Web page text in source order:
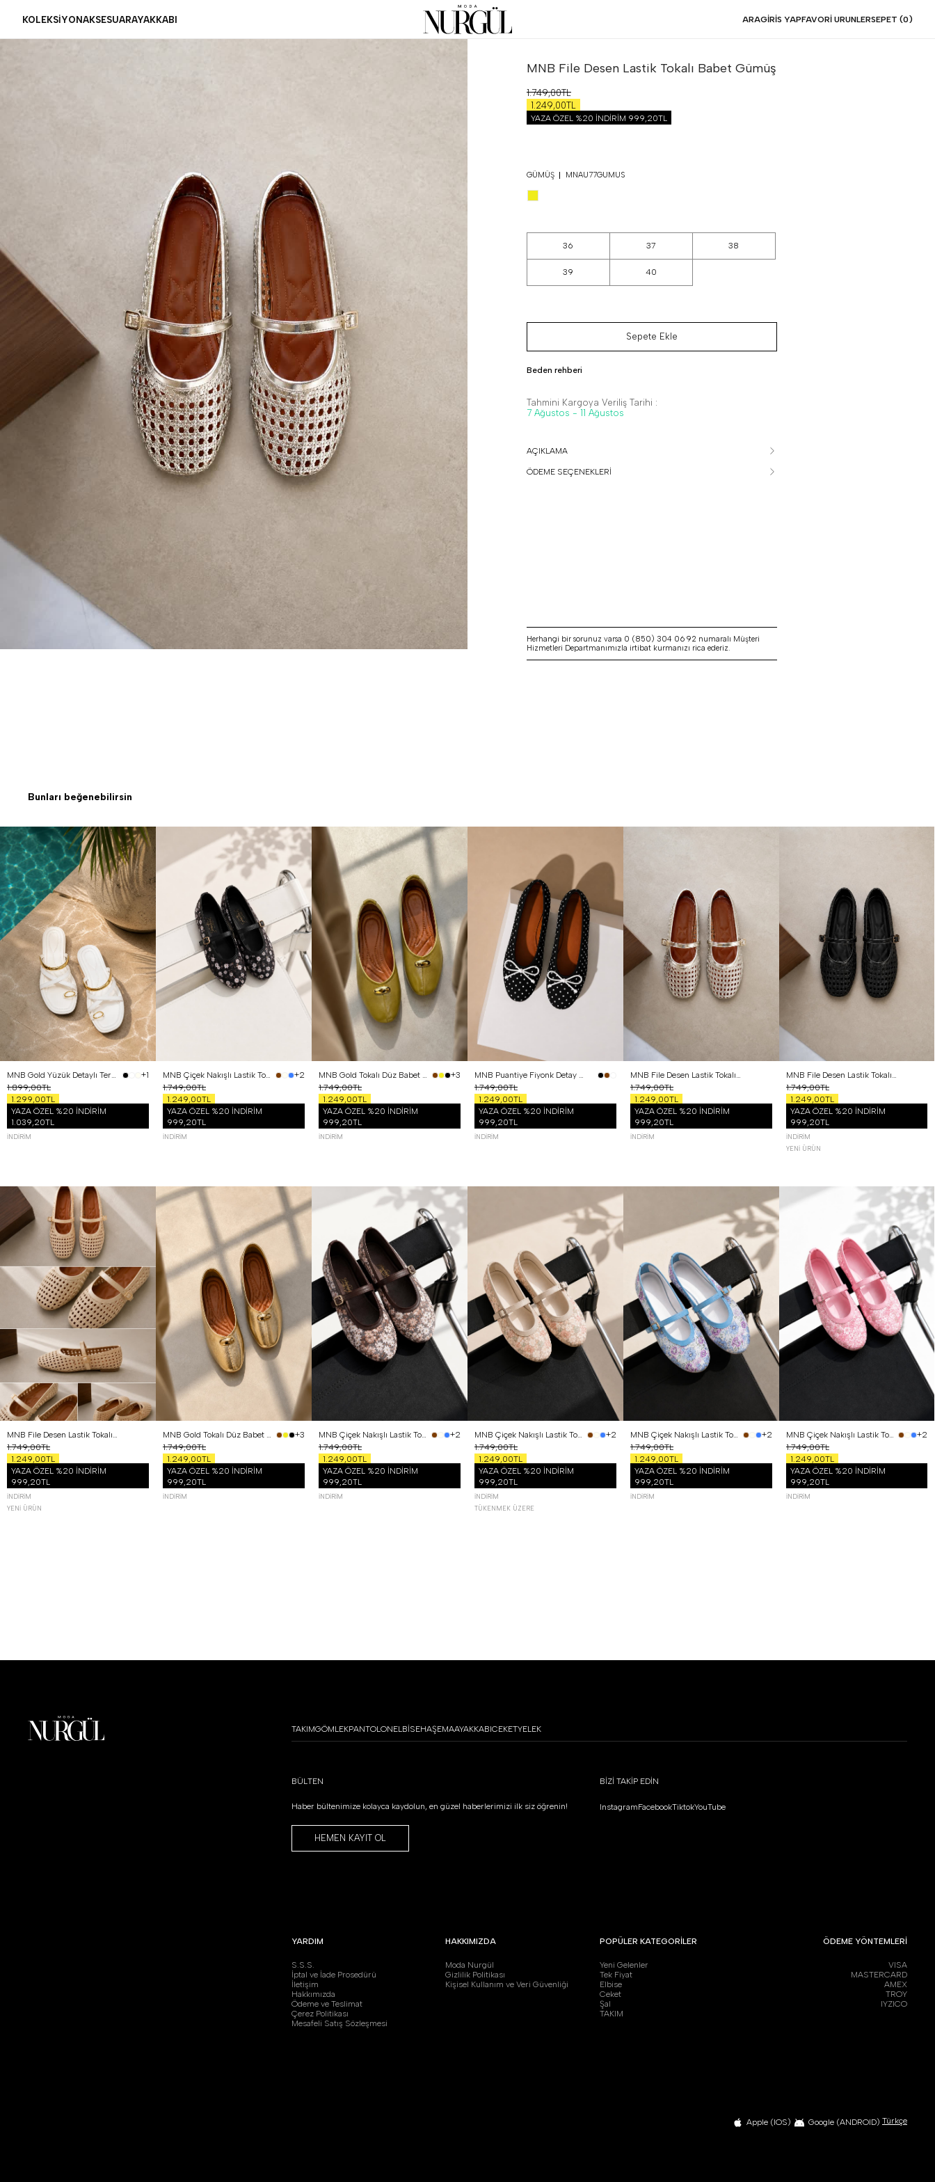
KOLEKSİYONAKSESUARAYAKKABI ARAGIRIS YAPFAVORI URUNLERSEPET (0 )
MNB File Desen Lastik Tokalı Babet Gümüş
1.749,00TL
1.249,00TL
YAZA ÖZEL %20 İNDİRİM 999,20TL
GÜMÜŞ MNAU77GUMUS
36 37 38
39 40
Sepete Ekle
Beden rehberi
Tahmini Kargoya Veriliş Tarihi :
7 Ağustos - 11 Ağustos
AÇIKLAMA
ÖDEME SEÇENEKLERİ
Herhangi bir sorunuz varsa 0 (850) 304 06 92 numaralı Müşteri
Hizmetleri Departmanımızla irtibat kurmanızı rica ederiz.
Bunları beğenebilirsin
36 38 3940
MNB Gold Yüzük Detaylı Terlik Beyaz
+1
1.899,00TL
1.299,00TL
YAZA ÖZEL %20 İNDİRİM
1.039,20TL
İNDIRIM
3637 3940
MNB Çiçek Nakışlı Lastik Tokalı Babet Siyah
+2
1.749,00TL
1.249,00TL
YAZA ÖZEL %20 İNDİRİM
999,20TL
İNDIRIM
363738 39 40
MNB Gold Tokalı Düz Babet Yağ Yeşili
+3
1.749,00TL
1.249,00TL
YAZA ÖZEL %20 İNDİRİM
999,20TL
İNDIRIM
3637383940
MNB Puantiye Fiyonk Detay Saten Babet Siyah
1.749,00TL
1.249,00TL
YAZA ÖZEL %20 İNDİRİM
999,20TL
İNDIRIM
3637383940
MNB File Desen Lastik Tokalı Babet Gümüş
1.749,00TL
1.249,00TL
YAZA ÖZEL %20 İNDİRİM
999,20TL
İNDIRIM
37383940
MNB File Desen Lastik Tokalı Babet Siyah
1.749,00TL
1.249,00TL
YAZA ÖZEL %20 İNDİRİM
999,20TL
İNDIRIM
YENI ÜRÜN
MNB File Desen Lastik Tokalı Babet Bej
1.749,00TL
1.249,00TL
YAZA ÖZEL %20 İNDİRİM
999,20TL
İNDIRIM
YENI ÜRÜN
MNB Gold Tokalı Düz Babet Altın
+3
1.749,00TL
1.249,00TL
YAZA ÖZEL %20 İNDİRİM
999,20TL
İNDIRIM
MNB Çiçek Nakışlı Lastik Tokalı Babet Kahverengi
+2
1.749,00TL
1.249,00TL
YAZA ÖZEL %20 İNDİRİM
999,20TL
İNDIRIM
MNB Çiçek Nakışlı Lastik Tokalı Babet Bej
+2
1.749,00TL
1.249,00TL
YAZA ÖZEL %20 İNDİRİM
999,20TL
İNDIRIM
TÜKENMEK ÜZERE
MNB Çiçek Nakışlı Lastik Tokalı Babet Mavi
+2
1.749,00TL
1.249,00TL
YAZA ÖZEL %20 İNDİRİM
999,20TL
İNDIRIM
MNB Çiçek Nakışlı Lastik Tokalı Babet Pembe
+2
1.749,00TL
1.249,00TL
YAZA ÖZEL %20 İNDİRİM
999,20TL
İNDIRIM
TAKIMGÖMLEKPANTOLONELBİSEHAŞEMAAYAKKABICEKETYELEK
BÜLTEN
Haber bültenimize kolayca kaydolun, en güzel haberlerimizi ilk siz öğrenin!
HEMEN KAYIT OL
BİZİ TAKİP EDİN
InstagramFacebookTiktokYouTube
YARDIM
S.S.S.
İptal ve İade Prosedürü
İletişim
Hakkımızda
Ödeme ve Teslimat
Çerez Politikası
Mesafeli Satış Sözleşmesi
HAKKIMIZDA
Moda Nurgül
Gizlilik Politikası
Kişisel Kullanım ve Veri Güvenliği
POPÜLER KATEGORİLER
Yeni Gelenler
Tek Fiyat
Elbise
Ceket
Şal
TAKIM
ÖDEME YÖNTEMLERİ
VISA
MASTERCARD
AMEX
TROY
IYZICO
Apple (IOS) Google (ANDROID) Türkçe